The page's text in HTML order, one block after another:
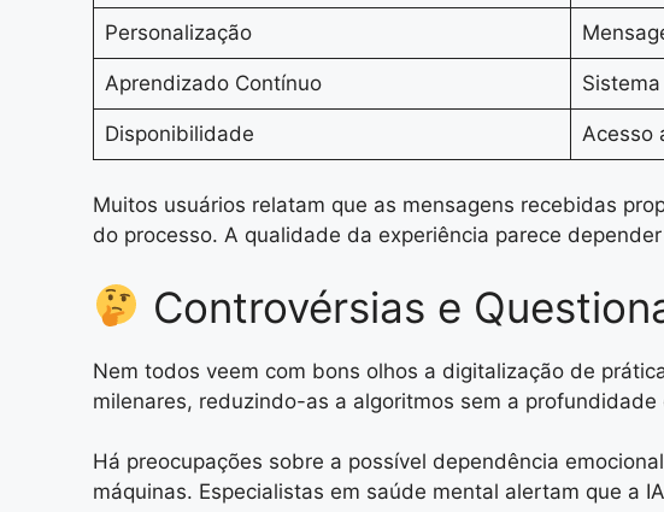
Personalização
Aprendizado Contínuo
Disponibilidade Acesso
Muitos usuários relatam que as mensagens recebidas
do processo. A qualidade da experiência parece
Controvérsias e
Nem todos veem com bons olhos a digitalização de
milenares, reduzindo-as a algoritmos sem a
Há preocupações sobre a possível dependência
máquinas. Especialistas em saúde mental alertam que a